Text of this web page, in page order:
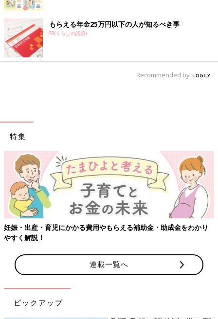
もらえる年金25万円以下の人が知るべき事
PR(くらしの話題)
Recommended by
特集
妊娠・出産・育児にかかる費用やもらえる補助金・助成金をわかり
やすく解説！
連載一覧へ
ピックアップ